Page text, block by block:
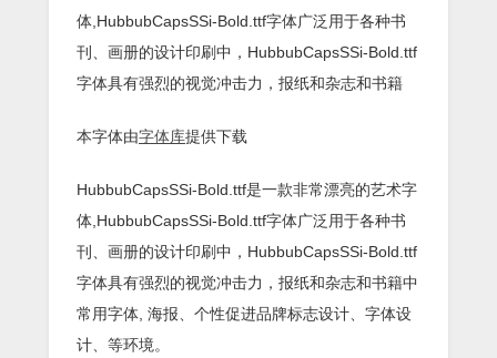
体,HubbubCapsSSi-Bold.ttf字体广泛用于各种书
刊、画册的设计印刷中，HubbubCapsSSi-Bold.ttf
字体具有强烈的视觉冲击力，报纸和杂志和书籍
本字体由字体库提供下载
HubbubCapsSSi-Bold.ttf是一款非常漂亮的艺术字
体,HubbubCapsSSi-Bold.ttf字体广泛用于各种书
刊、画册的设计印刷中，HubbubCapsSSi-Bold.ttf
字体具有强烈的视觉冲击力，报纸和杂志和书籍中
常用字体, 海报、个性促进品牌标志设计、字体设
计、等环境。